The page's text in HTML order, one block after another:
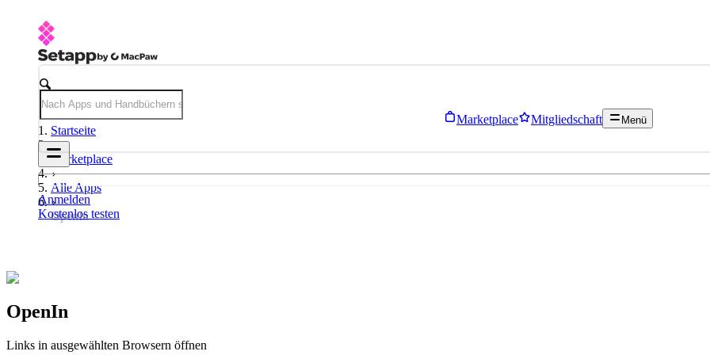
Marketplace Mitgliedschaft Menü
Anmelden
Kostenlos testen
Startseite
Marketplace
Alle Apps
OpenIn
OpenIn
Links in ausgewählten Browsern öffnen